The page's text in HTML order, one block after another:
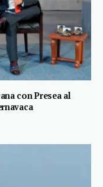
con Presea al